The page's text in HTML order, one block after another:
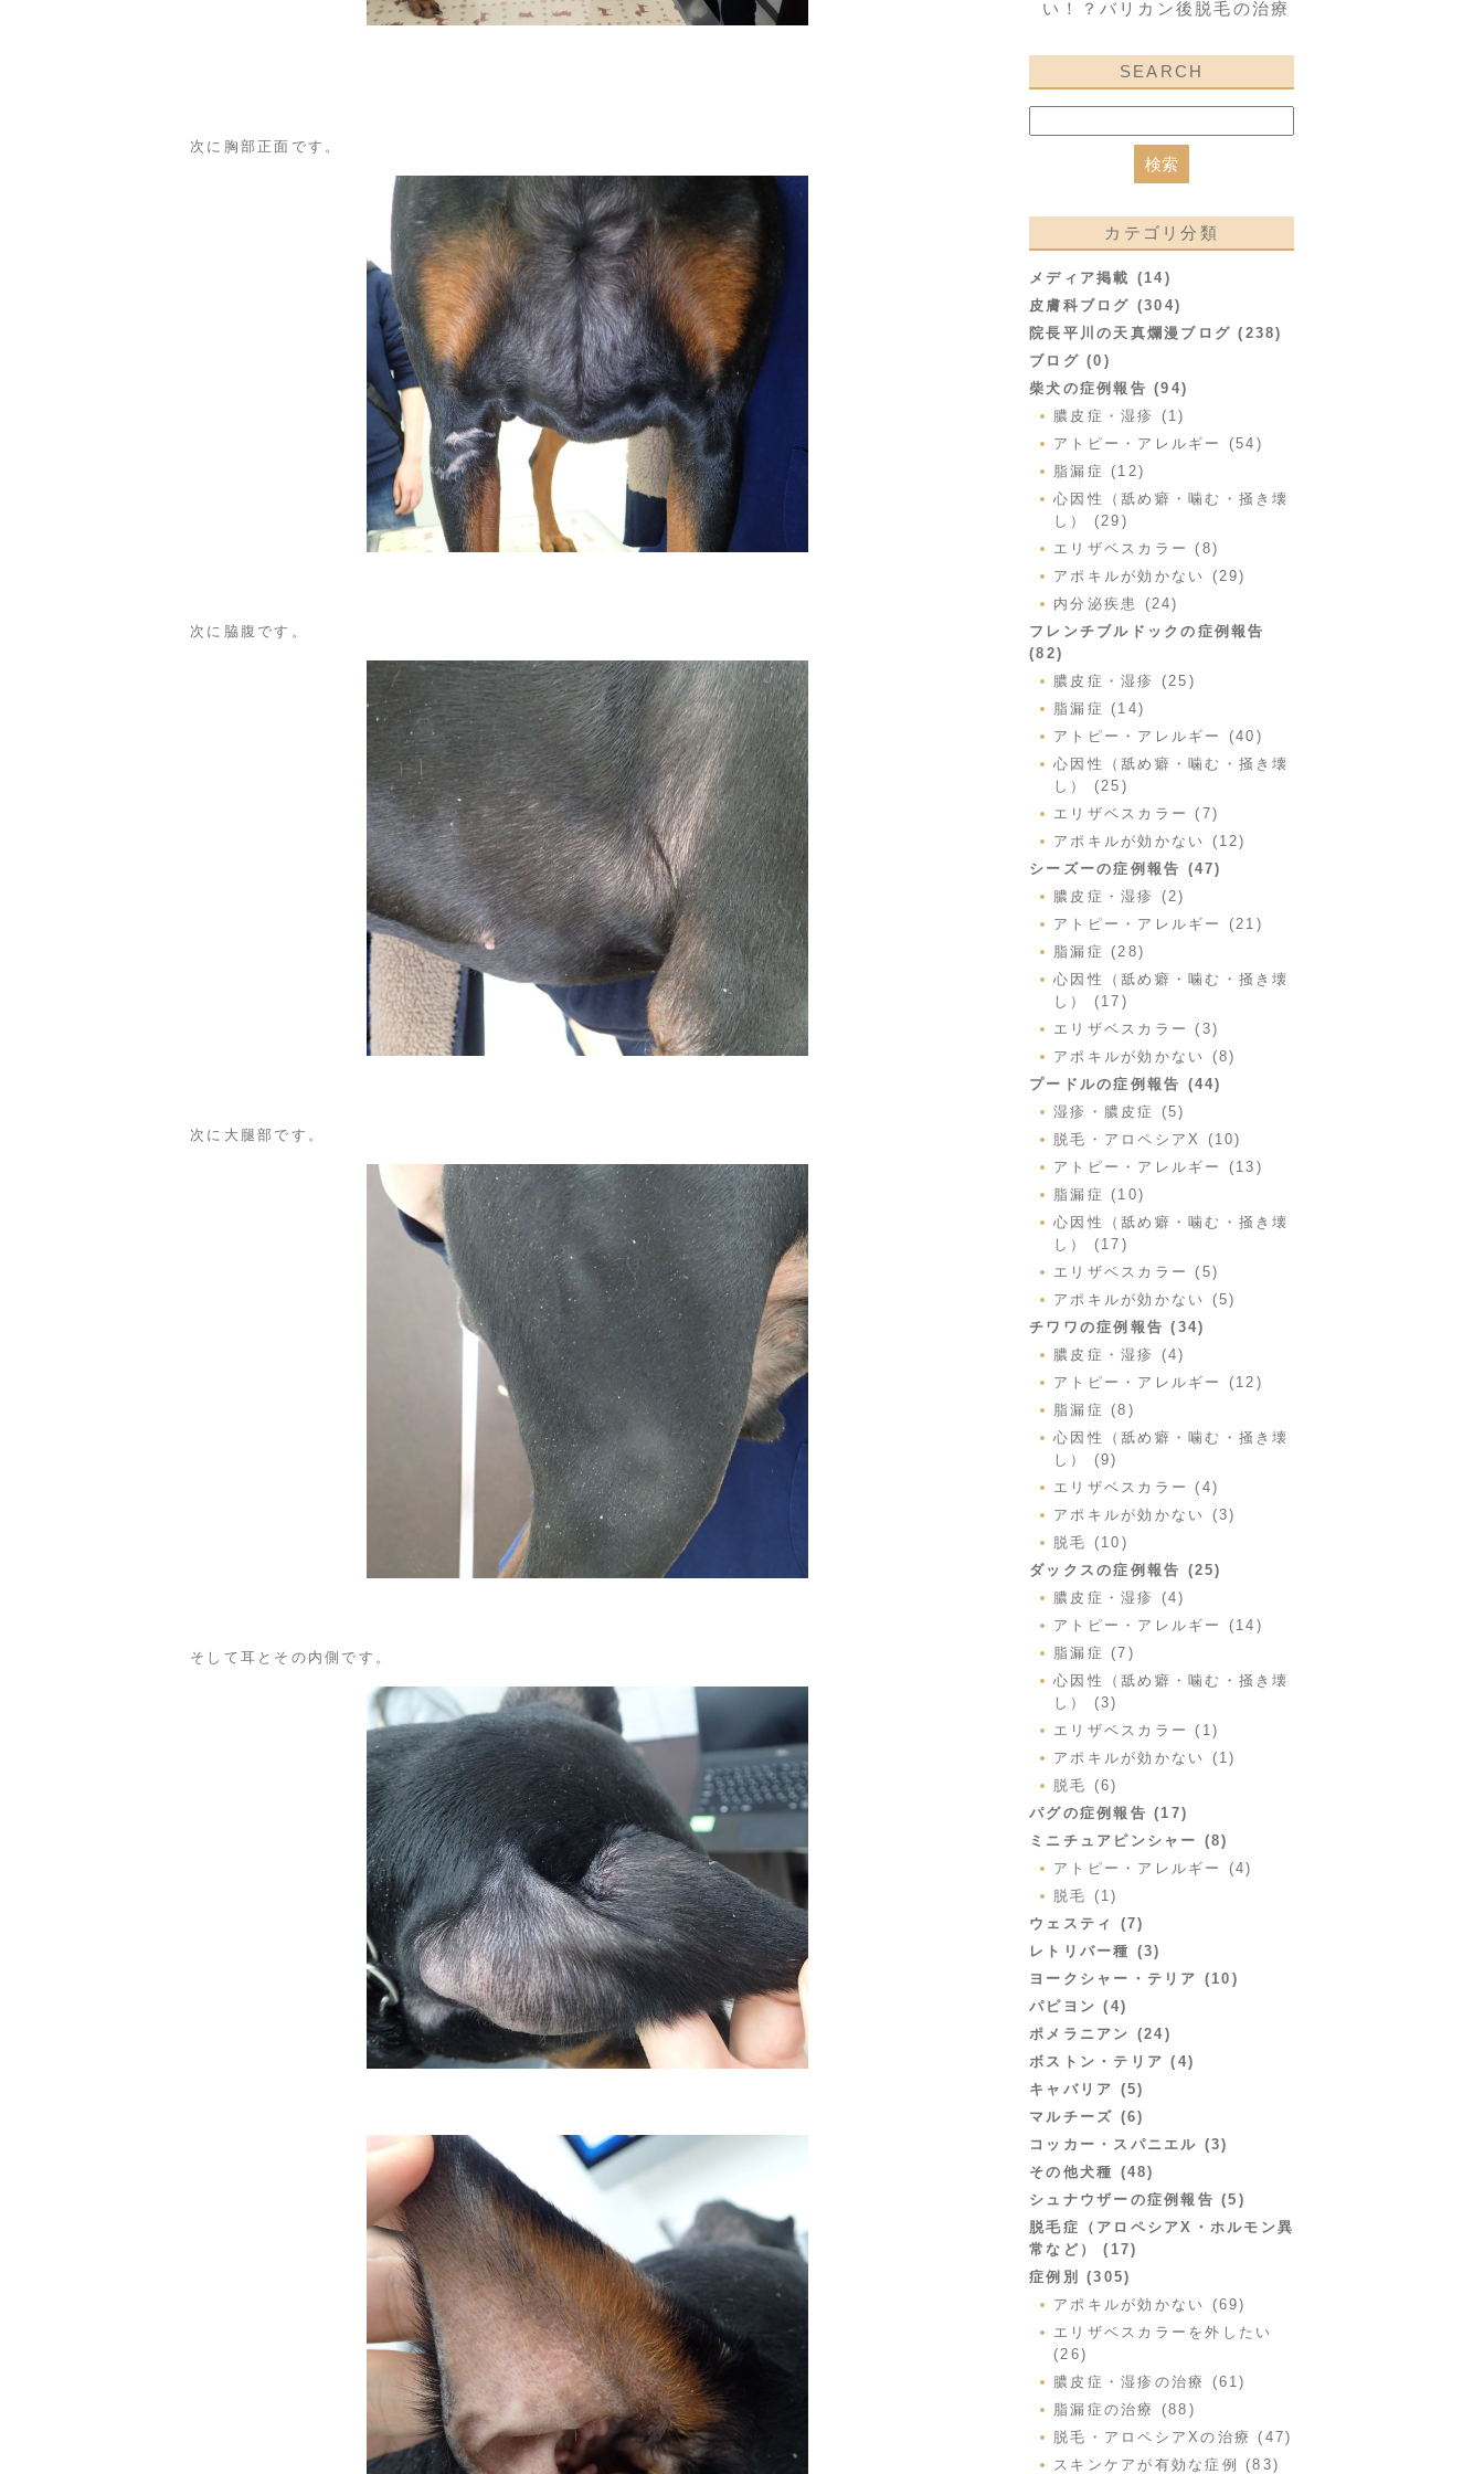
次に胸部正面です。
次に脇腹です。
次に大腿部です。
そして耳とその内側です。
い！？バリカン後脱毛の治療
SEARCH
カテゴリ分類
メディア掲載 (14)
皮膚科ブログ (304)
院長平川の天真爛漫ブログ (238)
ブログ (0)
柴犬の症例報告 (94)
膿皮症・湿疹 (1)
アトピー・アレルギー (54)
脂漏症 (12)
心因性（舐め癖・噛む・掻き壊
し） (29)
エリザベスカラー (8)
アポキルが効かない (29)
内分泌疾患 (24)
フレンチブルドックの症例報告
(82)
膿皮症・湿疹 (25)
脂漏症 (14)
アトピー・アレルギー (40)
心因性（舐め癖・噛む・掻き壊
し） (25)
エリザベスカラー (7)
アポキルが効かない (12)
シーズーの症例報告 (47)
膿皮症・湿疹 (2)
アトピー・アレルギー (21)
脂漏症 (28)
心因性（舐め癖・噛む・掻き壊
し） (17)
エリザベスカラー (3)
アポキルが効かない (8)
プードルの症例報告 (44)
湿疹・膿皮症 (5)
脱毛・アロペシアX (10)
アトピー・アレルギー (13)
脂漏症 (10)
心因性（舐め癖・噛む・掻き壊
し） (17)
エリザベスカラー (5)
アポキルが効かない (5)
チワワの症例報告 (34)
膿皮症・湿疹 (4)
アトピー・アレルギー (12)
脂漏症 (8)
心因性（舐め癖・噛む・掻き壊
し） (9)
エリザベスカラー (4)
アポキルが効かない (3)
脱毛 (10)
ダックスの症例報告 (25)
膿皮症・湿疹 (4)
アトピー・アレルギー (14)
脂漏症 (7)
心因性（舐め癖・噛む・掻き壊
し） (3)
エリザベスカラー (1)
アポキルが効かない (1)
脱毛 (6)
パグの症例報告 (17)
ミニチュアピンシャー (8)
アトピー・アレルギー (4)
脱毛 (1)
ウェスティ (7)
レトリバー種 (3)
ヨークシャー・テリア (10)
パピヨン (4)
ポメラニアン (24)
ボストン・テリア (4)
キャバリア (5)
マルチーズ (6)
コッカー・スパニエル (3)
その他犬種 (48)
シュナウザーの症例報告 (5)
脱毛症（アロペシアX・ホルモン異
常など） (17)
症例別 (305)
アポキルが効かない (69)
エリザベスカラーを外したい
(26)
膿皮症・湿疹の治療 (61)
脂漏症の治療 (88)
脱毛・アロペシアXの治療 (47)
スキンケアが有効な症例 (83)